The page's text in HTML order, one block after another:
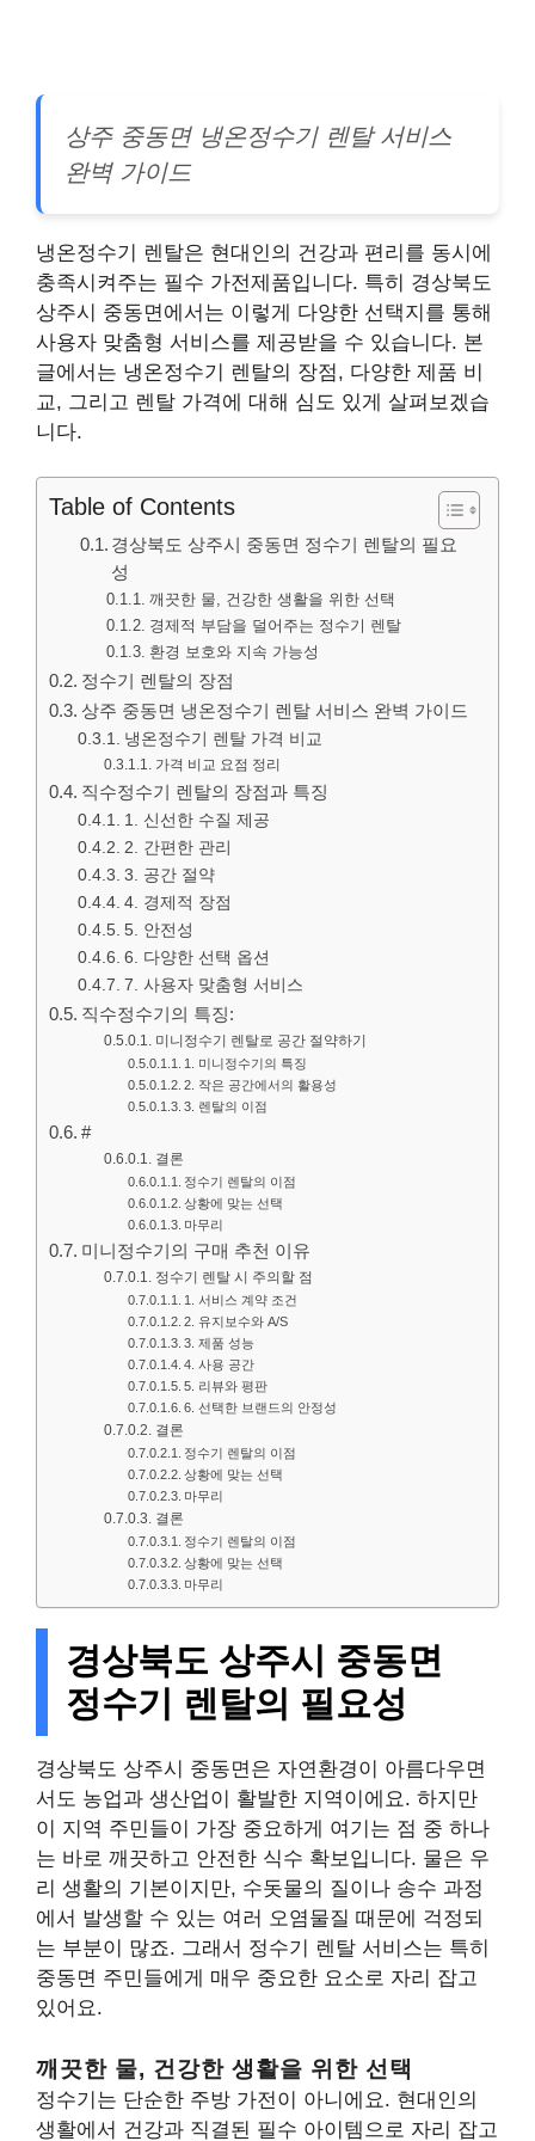
상주 중동면 냉온정수기 렌탈 서비스
완벽 가이드
냉온정수기 렌탈은 현대인의 건강과 편리를 동시에
충족시켜주는 필수 가전제품입니다. 특히 경상북도
상주시 중동면에서는 이렇게 다양한 선택지를 통해
사용자 맞춤형 서비스를 제공받을 수 있습니다. 본
글에서는 냉온정수기 렌탈의 장점, 다양한 제품 비
교, 그리고 렌탈 가격에 대해 심도 있게 살펴보겠습
니다.
Table of Contents
경상북도 상주시 중동면 정수기 렌탈의 필요
성
깨끗한 물, 건강한 생활을 위한 선택
경제적 부담을 덜어주는 정수기 렌탈
환경 보호와 지속 가능성
정수기 렌탈의 장점
상주 중동면 냉온정수기 렌탈 서비스 완벽 가이드
냉온정수기 렌탈 가격 비교
가격 비교 요점 정리
직수정수기 렌탈의 장점과 특징
1. 신선한 수질 제공
2. 간편한 관리
3. 공간 절약
4. 경제적 장점
5. 안전성
6. 다양한 선택 옵션
7. 사용자 맞춤형 서비스
직수정수기의 특징:
미니정수기 렌탈로 공간 절약하기
1. 미니정수기의 특징
2. 작은 공간에서의 활용성
3. 렌탈의 이점
#
결론
정수기 렌탈의 이점
상황에 맞는 선택
마무리
미니정수기의 구매 추천 이유
정수기 렌탈 시 주의할 점
1. 서비스 계약 조건
2. 유지보수와 A/S
3. 제품 성능
4. 사용 공간
5. 리뷰와 평판
6. 선택한 브랜드의 안정성
결론
정수기 렌탈의 이점
상황에 맞는 선택
마무리
결론
정수기 렌탈의 이점
상황에 맞는 선택
마무리
경상북도 상주시 중동면
정수기 렌탈의 필요성
경상북도 상주시 중동면은 자연환경이 아름다우면
서도 농업과 생산업이 활발한 지역이에요. 하지만
이 지역 주민들이 가장 중요하게 여기는 점 중 하나
는 바로 깨끗하고 안전한 식수 확보입니다. 물은 우
리 생활의 기본이지만, 수돗물의 질이나 송수 과정
에서 발생할 수 있는 여러 오염물질 때문에 걱정되
는 부분이 많죠. 그래서 정수기 렌탈 서비스는 특히
중동면 주민들에게 매우 중요한 요소로 자리 잡고
있어요.
깨끗한 물, 건강한 생활을 위한 선택
정수기는 단순한 주방 가전이 아니에요. 현대인의
생활에서 건강과 직결된 필수 아이템으로 자리 잡고